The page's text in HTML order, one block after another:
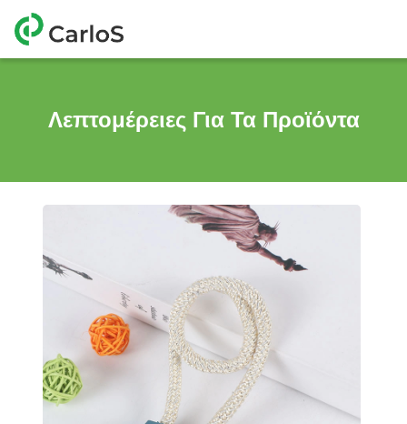
Λεπτομέρειες Για Τα Προϊόντα